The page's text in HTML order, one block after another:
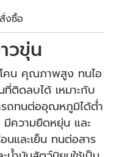
งซื้อ
วขุ่น
คน คุณภาพสูง ทนไอ
ติดลบได้ เหมาะกับ
รถทนต่ออุณหภูมิได้ต่ำ
ความยืดหยุ่น และ
และเย็น ทนต่อสาร